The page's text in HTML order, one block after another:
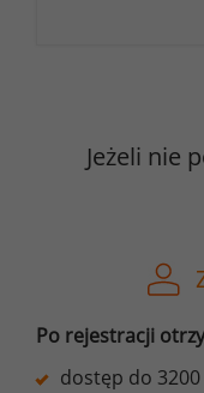
Jeżeli nie
Po rejestracji
dostęp do 3200